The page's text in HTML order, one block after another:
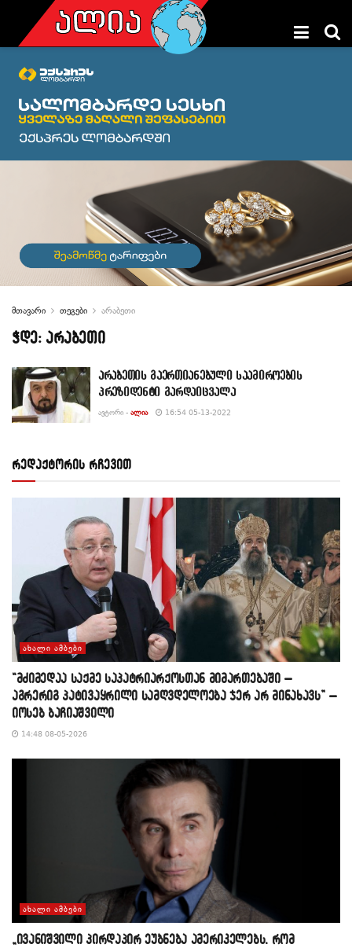
მთავარი თეგები არაბეთი
ჭდე: არაბეთი
არაბეთის გაერთიანებული საამიროების
პრეზიდენტი გარდაიცვალა
ᲐᲕᲢᲝᲠᲘ - ᲐᲚᲘᲐ 16:54 05-13-2022
რედაქტორის რჩევით
ᲐᲮᲐᲚᲘ ᲐᲛᲑᲔᲑᲘ
“მძიმედაა საქმე საპატრიარქოსთან მიმართებაში –
აგრერიგ პატივაყრილი სამღვდელოება ჯერ არ მინახავს” –
იოსებ ბაჩიაშვილი
14:48 08-05-2026
ᲐᲮᲐᲚᲘ ᲐᲛᲑᲔᲑᲘ
„ივანიშვილი პირდაპირ ეუბნება ამერიკელებს, რომ